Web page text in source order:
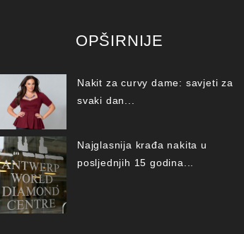
OPŠIRNIJE
Nakit za curvy dame: savjeti za
svaki dan...
Najglasnija krađa nakita u
posljednjih 15 godina...